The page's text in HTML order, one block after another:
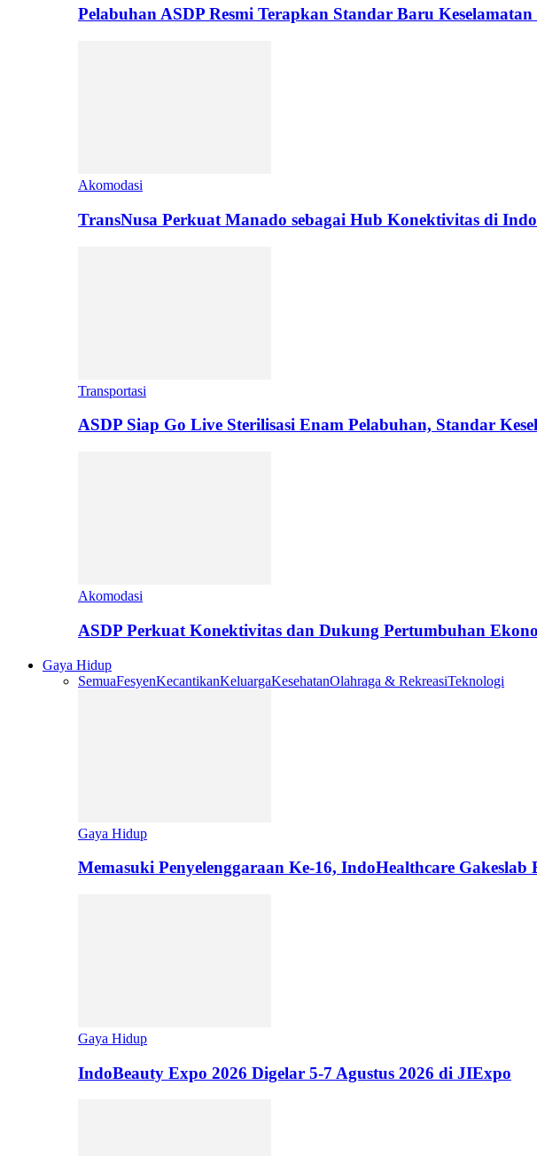
Pelabuhan ASDP Resmi Terapkan Standar Baru Keselamatan
Akomodasi
TransNusa Perkuat Manado sebagai Hub Konektivitas di
Transportasi
ASDP Siap Go Live Sterilisasi Enam Pelabuhan, Standar
Akomodasi
ASDP Perkuat Konektivitas dan Dukung Pertumbuhan
Gaya Hidup
SemuaFesyenKecantikanKeluargaKesehatanOlahraga & RekreasiTeknologi
Gaya Hidup
Memasuki Penyelenggaraan Ke-16, IndoHealthcare Gakeslab
Gaya Hidup
IndoBeauty Expo 2026 Digelar 5-7 Agustus 2026 di JIExpo